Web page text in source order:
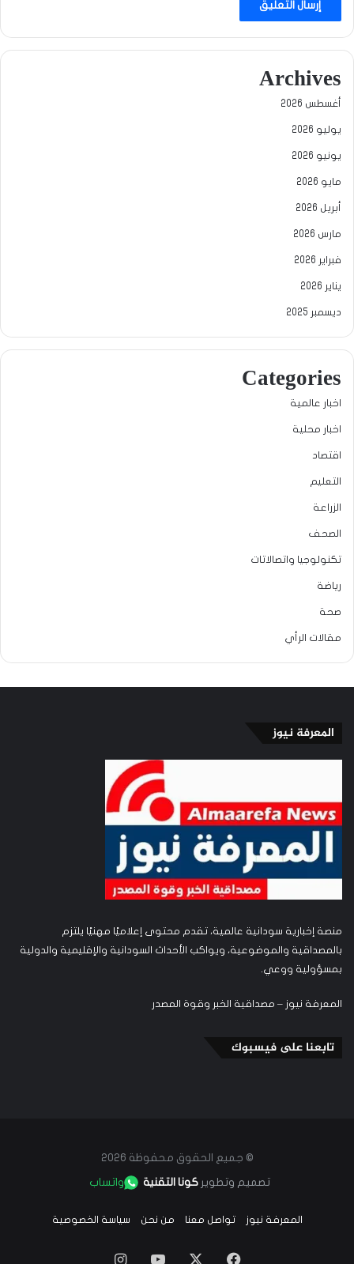
Archives
أغسطس 2026
يوليو 2026
يونيو 2026
مايو 2026
أبريل 2026
مارس 2026
فبراير 2026
يناير 2026
ديسمبر 2025
Categories
اخبار عالمية
اخبار محلية
اقتصاد
التعليم
الزراعة
الصحف
تكنولوجيا واتصالاتات
رياضة
صحة
مقالات الرأي
المعرفة نيوز
منصة إخبارية سودانية عالمية، تقدم محتوى إعلاميًا مهنيًا يلتزم
بالمصداقية والموضوعية، ويواكب الأحداث السودانية والإقليمية والدولية
بمسؤولية ووعي.
المعرفة نيوز – مصداقية الخبر وقوة المصدر
تابعنا على فيسبوك
© جميع الحقوق محفوظة 2026
تصميم وتطويركونا التقنية واتساب
المعرفة نيوز تواصل معنا من نحن سياسة الخصوصية
فيسبوك ‫YouTube